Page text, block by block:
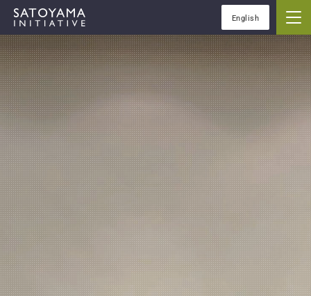
English
IPSIについて
コンセプト
IPSIの活動
ケーススタディ
イベント
ニュース